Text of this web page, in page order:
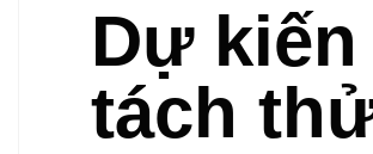
Dự
tách